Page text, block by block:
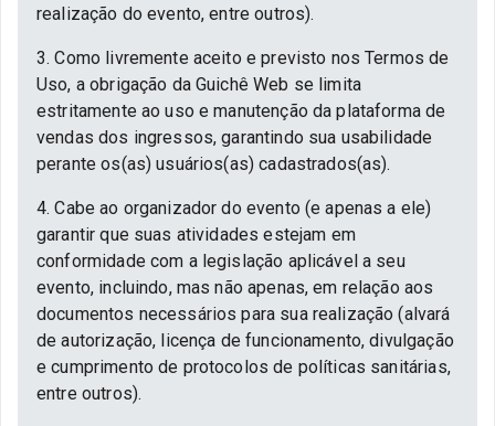
realização do evento, entre outros).
3. Como livremente aceito e previsto nos Termos de
Uso, a obrigação da Guichê Web se limita
estritamente ao uso e manutenção da plataforma de
vendas dos ingressos, garantindo sua usabilidade
perante os(as) usuários(as) cadastrados(as).
4. Cabe ao organizador do evento (e apenas a ele)
garantir que suas atividades estejam em
conformidade com a legislação aplicável a seu
evento, incluindo, mas não apenas, em relação aos
documentos necessários para sua realização (alvará
de autorização, licença de funcionamento, divulgação
e cumprimento de protocolos de políticas sanitárias,
entre outros).